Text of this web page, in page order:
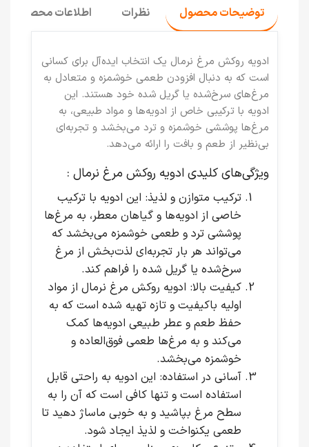
توضیحات محصول نظرات اطلاعات محصول
ادویه روکش مرغ نرمال یک انتخاب ایده‌آل برای کسانی
است که به دنبال افزودن طعمی خوشمزه و متعادل به
مرغ‌های سرخ‌شده یا گریل شده خود هستند. این
ادویه با ترکیبی خاص از ادویه‌ها و مواد طبیعی، به
مرغ‌ها پوششی خوشمزه و ترد می‌بخشد و تجربه‌ای
بی‌نظیر از طعم و بافت را ارائه می‌دهد.
ویژگی‌های کلیدی ادویه روکش مرغ نرمال :
ترکیب متوازن و لذیذ: این ادویه با ترکیب
خاصی از ادویه‌ها و گیاهان معطر، به مرغ‌ها
پوششی ترد و طعمی خوشمزه می‌بخشد که
می‌تواند هر بار تجربه‌ای لذت‌بخش از مرغ
سرخ‌شده یا گریل شده را فراهم کند.
کیفیت بالا: ادویه روکش مرغ نرمال از مواد
اولیه باکیفیت و تازه تهیه شده است که به
حفظ طعم و عطر طبیعی ادویه‌ها کمک
می‌کند و به مرغ‌ها طعمی فوق‌العاده و
خوشمزه می‌بخشد.
آسانی در استفاده: این ادویه به راحتی قابل
استفاده است و تنها کافی است که آن را به
سطح مرغ بپاشید و به خوبی ماساژ دهید تا
طعمی یکنواخت و لذیذ ایجاد شود.